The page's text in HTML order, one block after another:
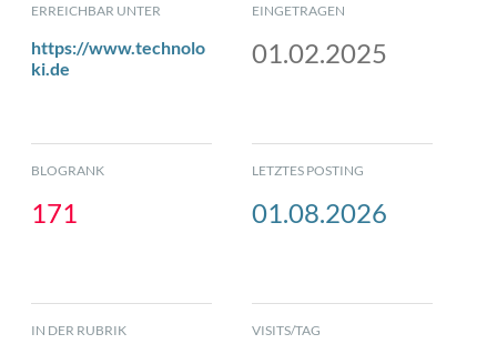
ERREICHBAR UNTER
https://www.technolo
ki.de
EINGETRAGEN
01.02.2025
BLOGRANK
171
LETZTES POSTING
01.08.2026
IN DER RUBRIK VISITS/TAG